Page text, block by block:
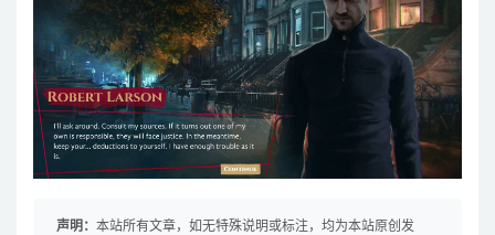
声明： 本站所有文章，如无特殊说明或标注，均为本站原创发